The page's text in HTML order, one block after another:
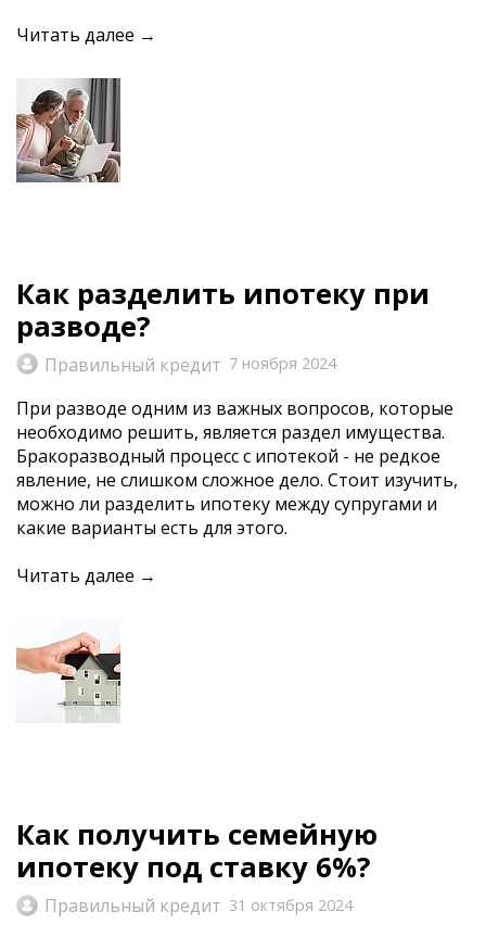
Читать далее →
Как разделить ипотеку при
разводе?
Правильный кредит 7 ноября 2024
При разводе одним из важных вопросов, которые
необходимо решить, является раздел имущества.
Бракоразводный процесс с ипотекой - не редкое
явление, не слишком сложное дело. Стоит изучить,
можно ли разделить ипотеку между супругами и
какие варианты есть для этого.
Читать далее →
Как получить семейную
ипотеку под ставку 6%?
Правильный кредит 31 октября 2024